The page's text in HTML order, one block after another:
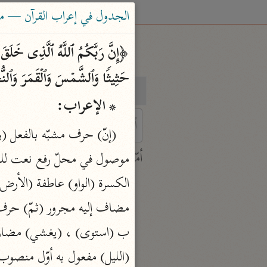
بحث تفسير
characters for results.
أمّهات
جامع البيان
ابن جرير الطبري (٣١٠ هـ)
نحو ٢٨ مجلدًا
تفسير القرآن العظيم
ابن كثير (٧٧٤ هـ)
الجدول في إعراب القرآن —
حَثِیثࣰا وَٱلشَّمۡسَ وَٱلۡقَمَرَ
* الإعراب: